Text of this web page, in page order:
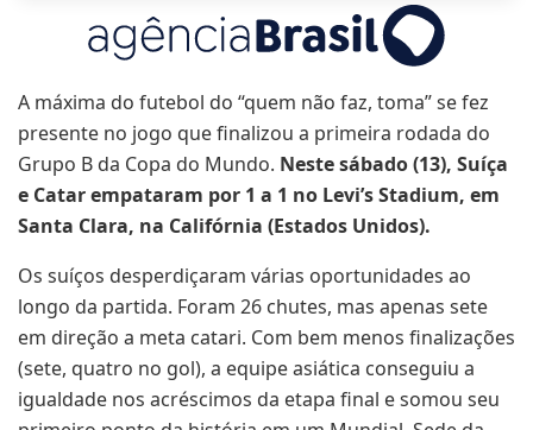
A máxima do futebol do “quem não faz, toma” se fez
presente no jogo que finalizou a primeira rodada do
Grupo B da Copa do Mundo. Neste sábado (13), Suíça
e Catar empataram por 1 a 1 no Levi’s Stadium, em
Santa Clara, na Califórnia (Estados Unidos).
Os suíços desperdiçaram várias oportunidades ao
longo da partida. Foram 26 chutes, mas apenas sete
em direção a meta catari. Com bem menos finalizações
(sete, quatro no gol), a equipe asiática conseguiu a
igualdade nos acréscimos da etapa final e somou seu